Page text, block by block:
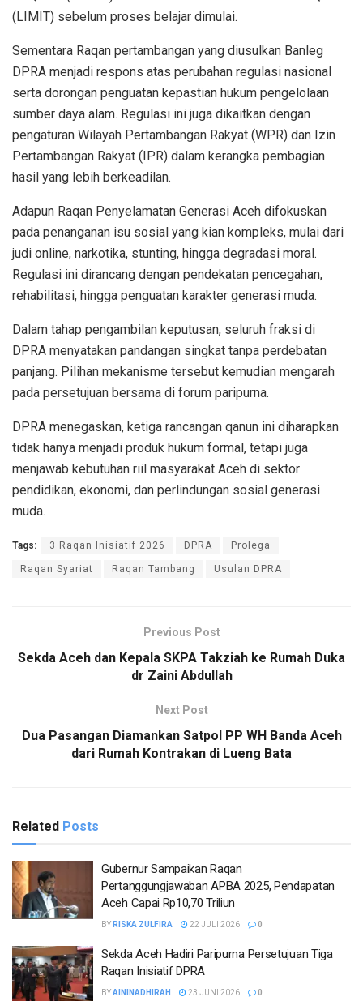
(LIMIT) sebelum proses belajar dimulai.
Sementara Raqan pertambangan yang diusulkan Banleg
DPRA menjadi respons atas perubahan regulasi nasional
serta dorongan penguatan kepastian hukum pengelolaan
sumber daya alam. Regulasi ini juga dikaitkan dengan
pengaturan Wilayah Pertambangan Rakyat (WPR) dan Izin
Pertambangan Rakyat (IPR) dalam kerangka pembagian
hasil yang lebih berkeadilan.
Adapun Raqan Penyelamatan Generasi Aceh difokuskan
pada penanganan isu sosial yang kian kompleks, mulai dari
judi online, narkotika, stunting, hingga degradasi moral.
Regulasi ini dirancang dengan pendekatan pencegahan,
rehabilitasi, hingga penguatan karakter generasi muda.
Dalam tahap pengambilan keputusan, seluruh fraksi di
DPRA menyatakan pandangan singkat tanpa perdebatan
panjang. Pilihan mekanisme tersebut kemudian mengarah
pada persetujuan bersama di forum paripurna.
DPRA menegaskan, ketiga rancangan qanun ini diharapkan
tidak hanya menjadi produk hukum formal, tetapi juga
menjawab kebutuhan riil masyarakat Aceh di sektor
pendidikan, ekonomi, dan perlindungan sosial generasi
muda.
Tags: 3 Raqan Inisiatif 2026 DPRA Prolega
Raqan Syariat Raqan Tambang Usulan DPRA
Previous Post
Sekda Aceh dan Kepala SKPA Takziah ke Rumah Duka
dr Zaini Abdullah
Next Post
Dua Pasangan Diamankan Satpol PP WH Banda Aceh
dari Rumah Kontrakan di Lueng Bata
Related Posts
Gubernur Sampaikan Raqan
Pertanggungjawaban APBA 2025, Pendapatan
Aceh Capai Rp10,70 Triliun
BY RISKA ZULFIRA 22 JULI 2026 0
Sekda Aceh Hadiri Paripurna Persetujuan Tiga
Raqan Inisiatif DPRA
BYAININADHIRAH 23 JUNI 2026 0